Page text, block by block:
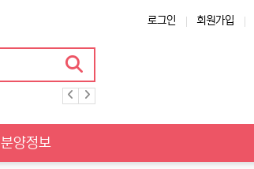
로그인 회원가입
분양정보